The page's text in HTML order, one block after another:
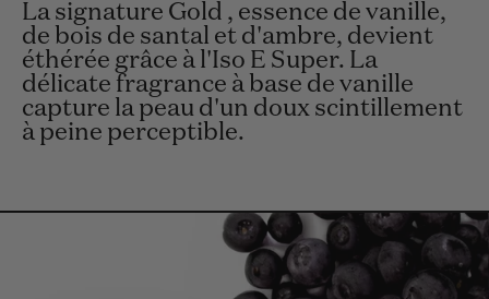
La signature Gold , essence de vanille,
de bois de santal et d'ambre, devient
éthérée grâce à l'Iso E Super. La
délicate fragrance à base de vanille
capture la peau d'un doux scintillement
à peine perceptible.